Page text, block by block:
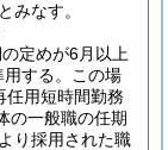
みなす。
定めが6月以上
する。
この場
任用短時間勤務
の一般職の任期
り採用された職